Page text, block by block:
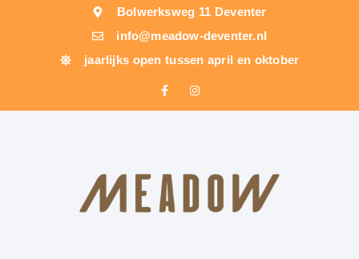
Bolwerksweg 11 Deventer
info@meadow-deventer.nl
jaarlijks open tussen april en oktober